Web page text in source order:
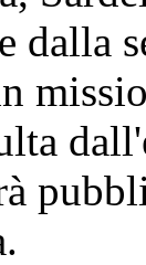
dalla